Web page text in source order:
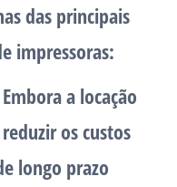
das principais
impressoras:
a locação
os custos
longo prazo